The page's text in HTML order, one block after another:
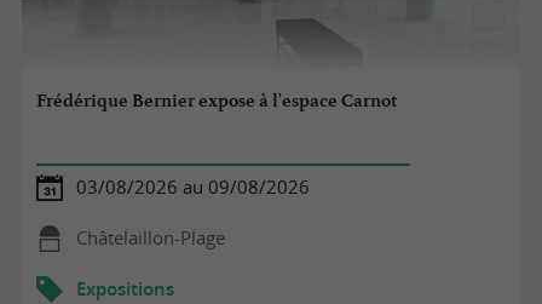
Frédérique Bernier expose à l'espace Carnot
03/08/2026 au 09/08/2026
Châtelaillon-Plage
Expositions